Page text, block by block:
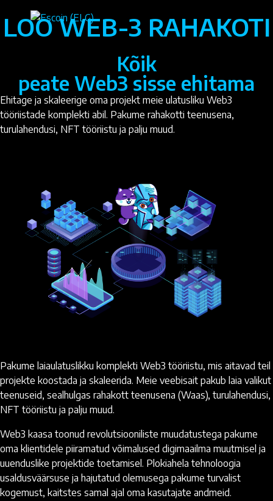
LOO WEB-3 RAHAKOTI
Kõik
peate Web3 sisse ehitama
Ehitage ja skaleerige oma projekt meie ulatusliku Web3
tööriistade komplekti abil. Pakume rahakotti teenusena,
turulahendusi, NFT tööriistu ja palju muud.
Pakume laiaulatuslikku komplekti Web3 tööriistu, mis aitavad teil
projekte koostada ja skaleerida. Meie veebisait pakub laia valikut
teenuseid, sealhulgas rahakott teenusena (Waas), turulahendusi,
NFT tööriistu ja palju muud.
Web3 kaasa toonud revolutsiooniliste muudatustega pakume
oma klientidele piiramatud võimalused digimaailma muutmisel ja
uuenduslike projektide toetamisel. Plokiahela tehnoloogia
usaldusväärsuse ja hajutatud olemusega pakume turvalist
kogemust, kaitstes samal ajal oma kasutajate andmeid.